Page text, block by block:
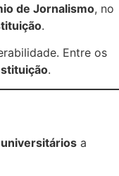
de Jornalismo, no
.
Entre os
.
a